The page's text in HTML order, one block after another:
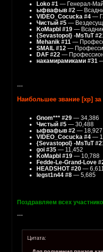
Loko #1 — Генерал-
ыфвафыв #2 —
VIDEO_Cocucka #4 —
Чистый #5 —
KoMapbl #19 —
{Sevastopol} -MsTuT
Mehanik #11 —
SMAIL #12 —
DAF #22 —
накамирамиками #31
---
Наибольшее звание [xp]
Gnom*** #29 — 34,386
Чистый #5 — 30,488
ыфвафыв #2 — 18,927
VIDEO_Cocucka #4 —
{Sevastopol} -MsTuT
goi #35 — 11,452
KoMapbl #19 — 10,788
Fedde-Le-Grand-Love
HEADSHOT #20 —
legst1n44 #8 — 5,685
Поздравляем всех
---
Цитата: